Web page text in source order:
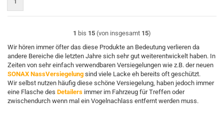
1 bis 15 (von insgesamt 15)
Wir hören immer öfter das diese Produkte an Bedeutung verlieren da
andere Bereiche die letzten Jahre sich sehr gut weiterentwickelt haben. In
Zeiten von sehr einfach verwendbaren Versiegelungen wie z.B. der neuen
SONAX NassVersiegelung sind viele Lacke eh bereits oft geschützt.
Wir selbst nutzen häufig diese schöne Versiegelung, haben jedoch immer
eine Flasche des Detailers immer im Fahrzeug für Treffen oder
zwischendurch wenn mal ein Vogelnachlass entfernt werden muss.